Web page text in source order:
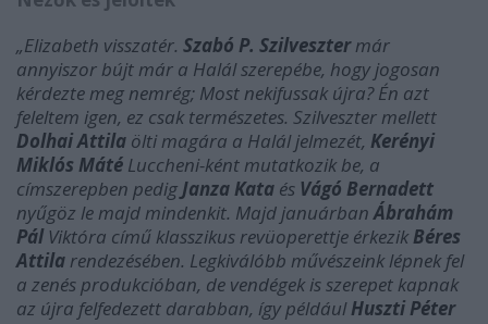
„Elizabeth visszatér. Szabó P. Szilvesztermár
annyiszor bújt már a Halál szerepébe, hogy jogosan
kérdezte meg nemrég; Most nekifussak újra? Én azt
feleltem igen, ez csak természetes. Szilveszter mellett
Dolhai Attila ölti magára a Halál jelmezét, Kerényi
Miklós Máté Luccheni-ként mutatkozik be, a
címszerepben pedig Janza Kata és Vágó Bernadett
nyűgöz le majd mindenkit. Majd januárbanÁbrahám
Pál Viktóra című klasszikus revüoperettje érkezikBéres
Attila rendezésében. Legkiválóbb művészeink lépnek fel
a zenés produkcióban, de vendégek is szerepet kapnak
az újra felfedezett darabban, így példáulHuszti Péter